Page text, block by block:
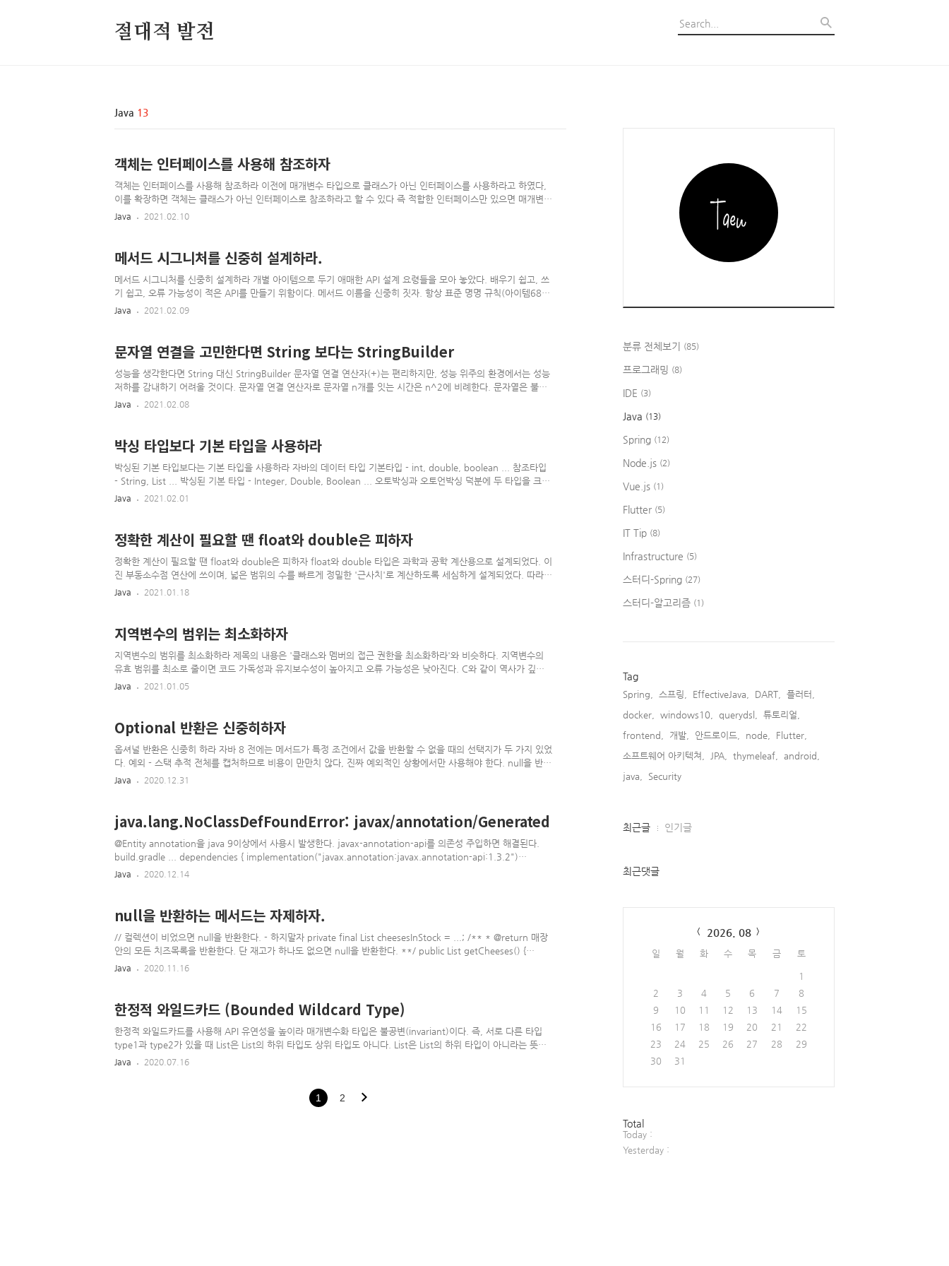
절대적 발전
Java 13
객체는 인터페이스를 사용해 참조하자
객체는 인터페이스를 사용해 참조하라 이전에 매개변수 타입으로 클래스가 아닌 인터페이스를 사용하라고 하였다,
이를 확장하면 객체는 클래스가 아닌 인터페이스로 참조하라고 할 수 있다 즉 적합한 인터페이스만 있으면 매개변수
뿐 아니라 반환값, 변수, 필드를 전부 인터페이스 타입으로 선언하라. // 좋은 예, 인터페이스를 타입으로 사용 Set
래스를 교체하고자 한다면 그저 새 클래스의 생성자(혹은 다른 정적 팩터리)를 호출해주기만 하면 된다. Set i..
Java 2021.02.10
메서드 시그니처를 신중히 설계하라.
메서드 시그니처를 신중히 설계하라 개별 아이템으로 두기 애매한 API 설계 요령들을 모아 놓았다. 배우기 쉽고, 쓰
기 쉽고, 오류 가능성이 적은 API를 만들기 위함이다. 메서드 이름을 신중히 짓자. 항상 표준 명명 규칙(아이템68)
을 따라야 한다. 이해할수 있고, 같은 패키지에 속한 다른 이름들과 일관되게 짓는 게 최우선 목표다. 그다음은 개발
준이다. 편의 메서드를 너무 많이 만들지 말자 모든 메서드는 각각 자신의 소임을 다해야 한다. 메서드가 너무많으면
익히고 사용하고 문서화하고 테..
Java 2021.02.09
문자열 연결을 고민한다면 String 보다는 StringBuilder
성능을 생각한다면 String 대신 StringBuilder 문자열 연결 연산자(+)는 편리하지만, 성능 위주의 환경에서는 성능
저하를 감내하기 어려울 것이다. 문자열 연결 연산자로 문자열 n개를 잇는 시간은 n^2에 비례한다. 문자열은 불변
이라서 두 문자열을 연결할 경우 양쪽의 내용을 모두 복사해야 하므로 성능 저하는 피할 수 없다. public String
사용하자 publ..
Java 2021.02.08
박싱 타입보다 기본 타입을 사용하라
박싱된 기본 타입보다는 기본 타입을 사용하라 자바의 데이터 타입 기본타입 - int, double, boolean ... 참조타입
- String, List ... 박싱된 기본 타입 - Integer, Double, Boolean ... 오토박싱과 오토언박싱 덕분에 두 타입을 크게
구분하지 않고 사용할 수는 있지만 차이는 있다. 어떤 타입을 사용하는지는 상당히 중요하다. 기본타입과 박싱된 기
null(유효하지 않은 값)을 가질 수 있다. 기본 타입이 시간과 메모리 사용면에서 유리하..
Java 2021.02.01
정확한 계산이 필요할 땐 float와 double은 피하자
정확한 계산이 필요할 땐 float와 double은 피하자 float와 double 타입은 과학과 공학 계산용으로 설계되었다. 이
진 부동소수점 연산에 쓰이며, 넓은 범위의 수를 빠르게 정밀한 '근사치'로 계산하도록 세심하게 설계되었다. 따라서
정확한 결과가 필요할 때는 사용하면 안되며, 특히 금융 관련 계산과는 맞지 않는다. 0.1 혹은 10의 음의 거듭 제곱
0.6100000000000001을 출력한다. 이는 특수한 사례도 아니다. 이번에는 1달러가 있는데, 10센트짜..
Java 2021.01.18
지역변수의 범위는 최소화하자
지역변수의 범위를 최소화하라 제목의 내용은 '클래스와 멤버의 접근 권한을 최소화하라'와 비슷하다. 지역변수의
유효 범위를 최소로 줄이면 코드 가독성과 유지보수성이 높아지고 오류 가능성은 낮아진다. C와 같이 역사가 깊은
프로그래밍 언어 중에는 지역변수를 코드 블록의 첫머리에 선언하는 경우가 많고, 이 방식을 습관처럼 따르는 프로
변수를 실제로 사용하는 시점엔 타입과 초기값이 기억나지 않을 수도 있다. 그리고 거의 모든 지역변수는 선언과 동
시에 초기화해야 한다. 초기화에 필요한 정보..
Java 2021.01.05
Optional 반환은 신중히하자
옵셔널 반환은 신중히 하라 자바 8 전에는 메서드가 특정 조건에서 값을 반환할 수 없을 때의 선택지가 두 가지 있었
다. 예외 - 스택 추적 전체를 캡처하므로 비용이 만만치 않다, 진짜 예외적인 상황에서만 사용해야 한다. null을 반환
하면 별도의 null처리 코드를 추가해야 한다. 자바 8로 올라가면서 선택지가 생겼다. Optional이다. null이 아닌 T
Optional가 Collection를 구현하지는 않았지만, 원칙적으로는 그렇다. 보통은 T를 반환해야 하지만 특정 조..
Java 2020.12.31
java.lang.NoClassDefFoundError: javax/annotation/Generated
@Entity annotation을 java 9이상에서 사용시 발생한다. javax-annotation-api를 의존성 주입하면 해결된다.
build.gradle ... dependencies { implementation("javax.annotation:javax.annotation-api:1.3.2")
annotationProcessor("javax.annotation:javax.annotation-api:1.3.2") ... }
Java 2020.12.14
null을 반환하는 메서드는 자제하자.
// 컬렉션이 비었으면 null을 반환한다. - 하지말자 private final List cheesesInStock = ...; /** * @return 매장
안의 모든 치즈목록을 반환한다. 단 재고가 하나도 없으면 null을 반환한다. **/ public List getCheeses() {
return cheesesInStock.isEmpty() ? null : new ArrayList(chessesInStock); } 이 코드처럼 null을 반환한다면,
Java 2020.11.16
한정적 와일드카드 (Bounded Wildcard Type)
한정적 와일드카드를 사용해 API 유연성을 높이라 매개변수화 타입은 불공변(invariant)이다. 즉, 서로 다른 타입
type1과 type2가 있을 때 List은 List의 하위 타입도 상위 타입도 아니다. List은 List의 하위 타입이 아니라는 뜻인
데, List에는 어떤 객체든 넣을 수 있지만, List에는 문자열만 넣을 수 있다. 즉, List은 List가 하는 일을 제대로 수행
Java 2020.07.16
1 2
분류 전체보기 (85)
프로그래밍 (8)
IDE (3)
Java (13)
Spring (12)
Node.js (2)
Vue.js (1)
Flutter (5)
IT Tip (8)
Infrastructure (5)
스터디-Spring (27)
스터디-알고리즘 (1)
Tag
Spring, 스프링, EffectiveJava, DART,
플러터,
docker,
windows10, querydsl,
튜토리얼,
frontend,
개발, 안드로이드, node,
Flutter,
소프트웨어 아키텍쳐,
JPA, thymeleaf,
android,
java,
Security,
최
인
최근글 인기글
최근댓글
2026. 08
일 월 화 수 목 금 토
1
2
3 4 5 6 7
8
9
10 11 12 13 14
15
16
17 18 19 20 21
22
23
24 25 26 27 28
29
30
31
방
문
자
수
Total
Today :
Yesterday :